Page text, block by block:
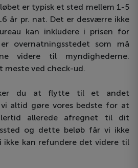
er typisk et sted mellem 1-5
år pr. nat. Det er desværre ikke
kan inkludere i prisen for
overnatningsstedet som må
videre til myndighederne.
meste ved check-ud.
du at flytte til et andet
altid gøre vores bedste for at
allerede afregnet til dit
og dette beløb får vi ikke
ikke kan refundere det videre til